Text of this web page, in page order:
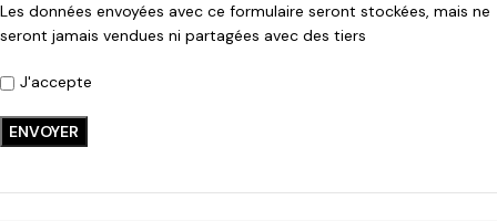
Les données envoyées avec ce formulaire seront stockées, mais ne
seront jamais vendues ni partagées avec des tiers
J'accepte